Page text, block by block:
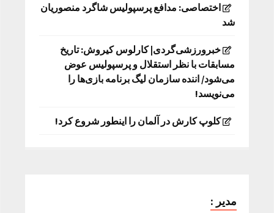
اختصاصی: مدافع پرسپولیس شاگرد منصوریان
شد
خبرورزشی‌گردی| کارلوس کیروش: تاریخ
مسابقات با نظر استقلال و پرسپولیس عوض
می‌شود/ اننده سازمان لیگ برنامه بازی‌ها را
می‌نویسد!
کلوپ کارش در آلمان را اینطور شروع کرد!
مدیر :